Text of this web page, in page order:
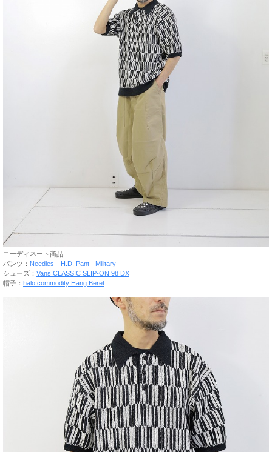
コーディネート商品
パンツ： Needles H.D. Pant - Military
シューズ： Vans CLASSIC SLIP-ON 98 DX
帽子： halo commodity Hang Beret